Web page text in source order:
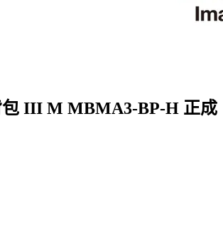
III M MBMA3-BP-H 正成